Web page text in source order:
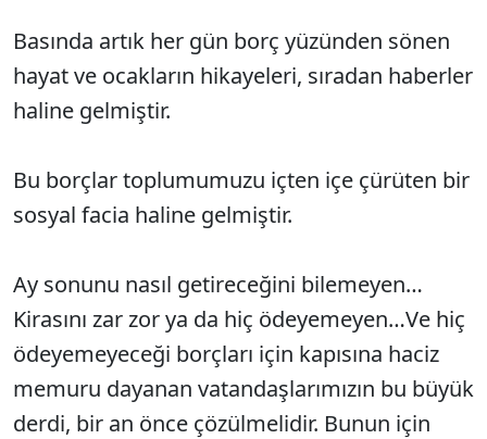
Basında artık her gün borç yüzünden sönen
hayat ve ocakların hikayeleri, sıradan haberler
haline gelmiştir.
Bu borçlar toplumumuzu içten içe çürüten bir
sosyal facia haline gelmiştir.
Ay sonunu nasıl getireceğini bilemeyen…
Kirasını zar zor ya da hiç ödeyemeyen…Ve hiç
ödeyemeyeceği borçları için kapısına haciz
memuru dayanan vatandaşlarımızın bu büyük
derdi, bir an önce çözülmelidir. Bunun için